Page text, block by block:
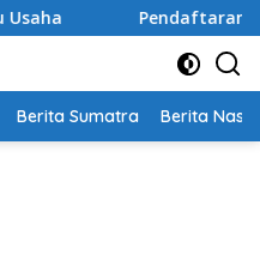
Pendaftaran Beasiswa S-1
Berita Sumatra Berita